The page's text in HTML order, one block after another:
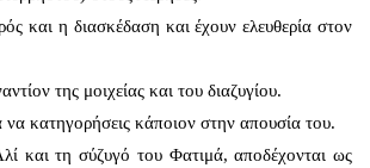
και η διασκέδαση και έχουν ελευθερία στον
της μοιχείας και του διαζυγίου.
κατηγορήσεις κάποιον στην απουσία του.
και τη σύζυγό του Φατιμά, αποδέχονται ως